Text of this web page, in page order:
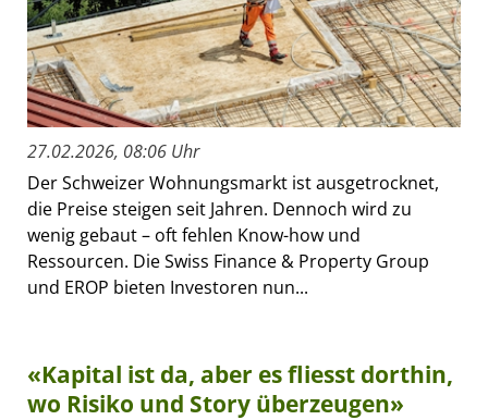
27.02.2026, 08:06 Uhr
Der Schweizer Wohnungsmarkt ist ausgetrocknet,
die Preise steigen seit Jahren. Dennoch wird zu
wenig gebaut – oft fehlen Know-how und
Ressourcen. Die Swiss Finance & Property Group
und EROP bieten Investoren nun...
«Kapital ist da, aber es fliesst dorthin,
wo Risiko und Story überzeugen»